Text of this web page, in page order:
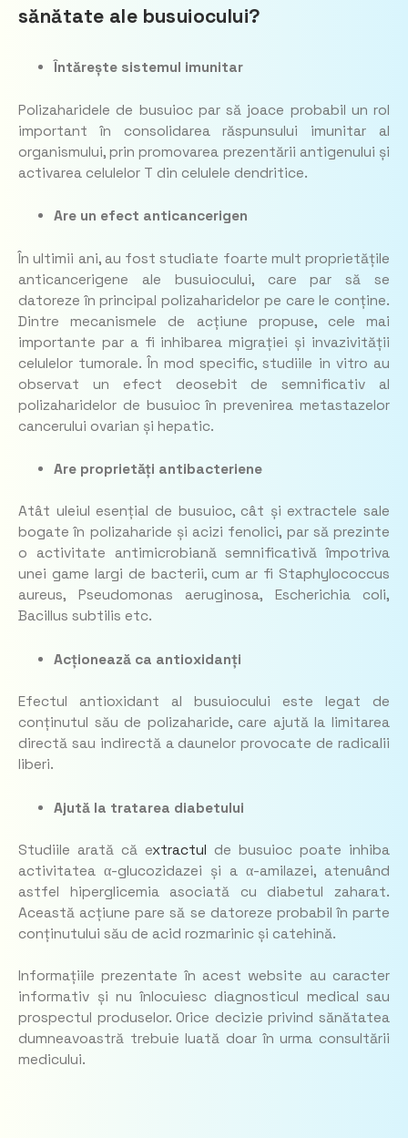
sănătate ale busuiocului?
Întărește sistemul imunitar
Polizaharidele de busuioc par să joace probabil un rol
important în consolidarea răspunsului imunitar al
organismului, prin promovarea prezentării antigenului și
activarea celulelor T din celulele dendritice.
Are un efect anticancerigen
În ultimii ani, au fost studiate foarte mult proprietățile
anticancerigene ale busuiocului, care par să se
datoreze în principal polizaharidelor pe care le conține.
Dintre mecanismele de acțiune propuse, cele mai
importante par a fi inhibarea migrației și invazivității
celulelor tumorale. În mod specific, studiile in vitro au
observat un efect deosebit de semnificativ al
polizaharidelor de busuioc în prevenirea metastazelor
cancerului ovarian și hepatic.
Are proprietăți antibacteriene
Atât uleiul esențial de busuioc, cât și extractele sale
bogate în polizaharide și acizi fenolici, par să prezinte
o activitate antimicrobiană semnificativă împotriva
unei game largi de bacterii, cum ar fi Staphylococcus
aureus, Pseudomonas aeruginosa, Escherichia coli,
Bacillus subtilis etc.
Acționează ca antioxidanți
Efectul antioxidant al busuiocului este legat de
conținutul său de polizaharide, care ajută la limitarea
directă sau indirectă a daunelor provocate de radicalii
liberi.
Ajută la tratarea diabetului
Studiile arată că extractul de busuioc poate inhiba
activitatea α-glucozidazei și a α-amilazei, atenuând
astfel hiperglicemia asociată cu diabetul zaharat.
Această acțiune pare să se datoreze probabil în parte
conținutului său de acid rozmarinic și catehină.
Informațiile prezentate în acest website au caracter
informativ și nu înlocuiesc diagnosticul medical sau
prospectul produselor. Orice decizie privind sănătatea
dumneavoastră trebuie luată doar în urma consultării
medicului.